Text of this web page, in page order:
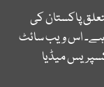
پاکستان کی
ہے۔ اس ویب سائٹ
میڈیا